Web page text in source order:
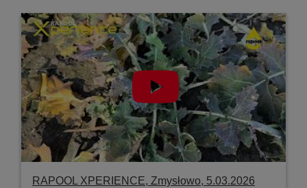
RAPOOL XPERIENCE, Zmysłowo, 5.03.2026